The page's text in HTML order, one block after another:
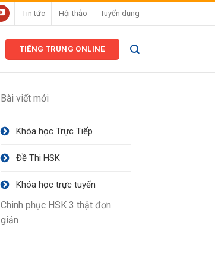
Tin tức Hội thảo Tuyển dụng
TIẾNG TRUNG ONLINE
Bài viết mới
Khóa học Trực Tiếp
Đề Thi HSK
Khóa học trực tuyến
Chinh phục HSK 3 thật đơn
giản